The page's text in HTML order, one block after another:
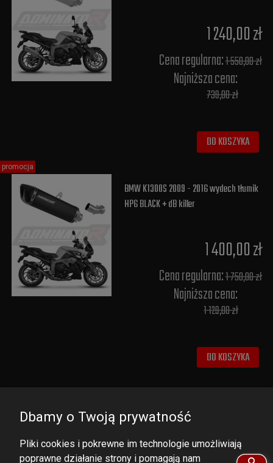
1 240,00 zł
Cena regularna:1 550,00 zł
Najniższa cena:
739,00 zł
DO KOSZYKA
BMW K1300S 2009 - 2016 wydech tłumik
HP6 BLACK + dB killer
1 400,00 zł
Cena regularna:1 750,00 zł
Najniższa cena:
1 129,00 zł
DO KOSZYKA
promocja
Dbamy o Twoją prywatność
Pliki cookies i pokrewne im technologie umożliwiają
poprawne działanie strony i pomagają nam